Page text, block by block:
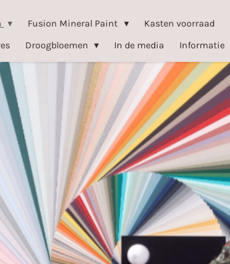
Fusion Mineral Paint Kasten voorraad
Droogbloemen In de media Informatie